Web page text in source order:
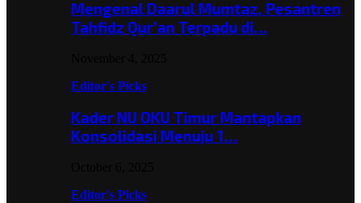
Mengenal Daarul Mumtaz, Pesantren
Tahfidz Qur’an Terpadu di…
Editor's Picks
Kader NU OKU Timur Mantapkan
Konsolidasi Menuju 1…
Editor's Picks